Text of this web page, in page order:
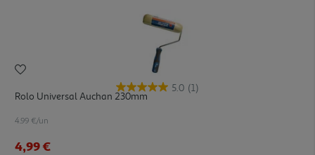
5.0 (1)
Rolo Universal Auchan 230mm
4.99 €/un
4,99 €